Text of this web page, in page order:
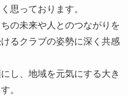
思っております。
の未来や人とのつながりを
るクラブの姿勢に深く共感
し、地域を元気にする大き
。